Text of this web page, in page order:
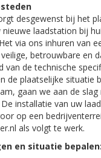
desgewenst bij het
nieuwe laadstation bij
via ons inhuren van
betrouwbare en
van de technische
de plaatselijke situatie
gaan we aan de
installatie van uw
op een
als volgt te werk.
en situatie bepalen: